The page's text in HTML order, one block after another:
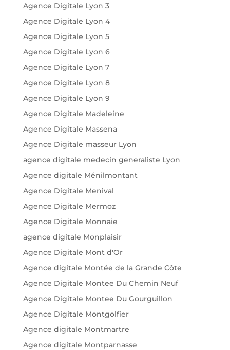
Agence Digitale Lyon 3
Agence Digitale Lyon 4
Agence Digitale Lyon 5
Agence Digitale Lyon 6
Agence Digitale Lyon 7
Agence Digitale Lyon 8
Agence Digitale Lyon 9
Agence Digitale Madeleine
Agence Digitale Massena
Agence Digitale masseur Lyon
agence digitale medecin generaliste Lyon
Agence digitale Ménilmontant
Agence Digitale Menival
Agence Digitale Mermoz
Agence Digitale Monnaie
agence digitale Monplaisir
Agence Digitale Mont d'Or
Agence digitale Montée de la Grande Côte
Agence Digitale Montee Du Chemin Neuf
Agence Digitale Montee Du Gourguillon
Agence Digitale Montgolfier
Agence digitale Montmartre
Agence digitale Montparnasse